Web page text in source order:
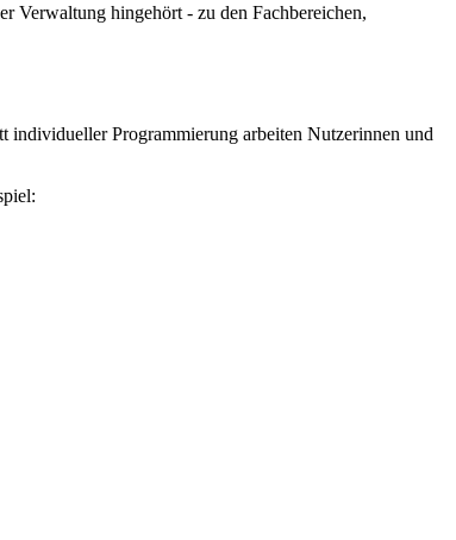
Verwaltung hingehört - zu den Fachbereichen,
individueller Programmierung arbeiten Nutzerinnen und